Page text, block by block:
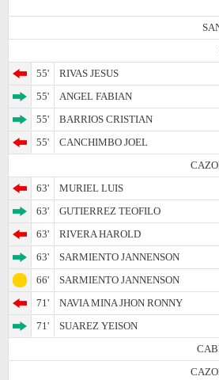
55'
RIVAS JESUS
55'
ANGEL FABIAN
55'
BARRIOS CRISTIAN
55'
CANCHIMBO JOEL
63'
MURIEL LUIS
63'
GUTIERREZ TEOFILO
63'
RIVERA HAROLD
63'
SARMIENTO JANNENSON
66'
SARMIENTO JANNENSON
71'
NAVIA MINA JHON RONNY
71'
SUAREZ YEISON